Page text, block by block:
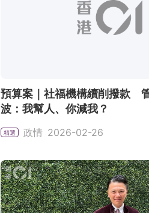
預算案｜社福機構續削撥款
波：我幫人、你減我？
精選 政情 2026-02-26